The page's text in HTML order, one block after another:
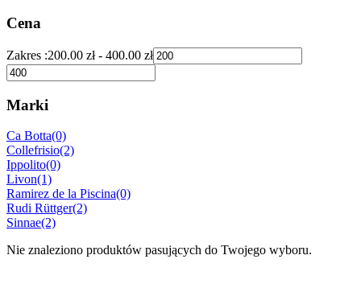
Cena
Zakres :200.00 zł- 400.00 zł
Marki
Ca Botta(0)
Collefrisio(2)
Ippolito(0)
Livon(1)
Ramirez de la Piscina(0)
Rudi Rüttger(2)
Sinnae(2)
Nie znaleziono produktów pasujących do Twojego wyboru.